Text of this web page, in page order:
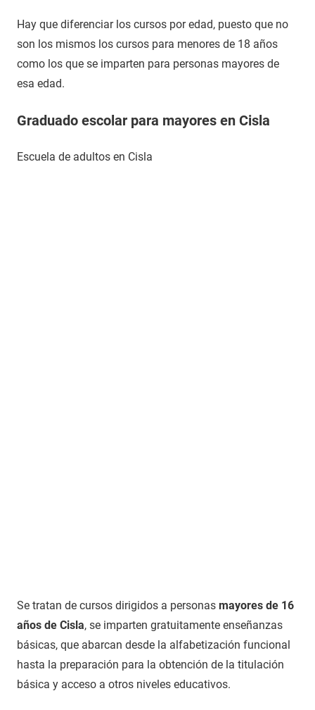
Hay que diferenciar los cursos por edad, puesto que no
son los mismos los cursos para menores de 18 años
como los que se imparten para personas mayores de
esa edad.
Graduado escolar para mayores en Cisla
Escuela de adultos en Cisla
Se tratan de cursos dirigidos a personas mayores de 16
años de Cisla, se imparten gratuitamente enseñanzas
básicas, que abarcan desde la alfabetización funcional
hasta la preparación para la obtención de la titulación
básica y acceso a otros niveles educativos.